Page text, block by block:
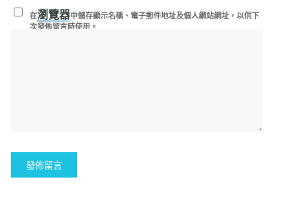
在瀏覽器中儲存顯示名稱、電子郵件地址及個人網站網址，以供下
次發佈留言時使用。